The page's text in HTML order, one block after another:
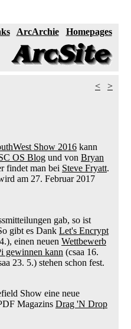
ArcArchie Homepages
< >
Show 2016 kann
OS Blog und von Bryan
findet man bei Steve Fryatt.
am 27. Februar 2017
gab, so ist
gibt es Dank Let's Encrypt
einen neuen Wettbewerb
gewinnen kann (csaa 16.
23. 5.) stehen schon fest.
Show eine neue
Magazins Drag 'N Drop